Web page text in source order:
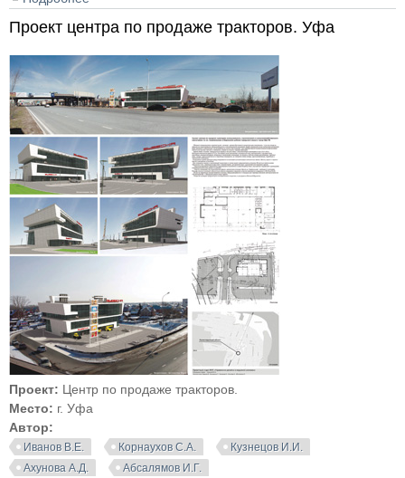
Проект центра по продаже тракторов. Уфа
Проект: Центр по продаже тракторов.
Место: г. Уфа
Автор:
Иванов В.Е. Корнаухов С.А.
Кузнецов И.И.
Ахунова А.Д.
Абсалямов И.Г.